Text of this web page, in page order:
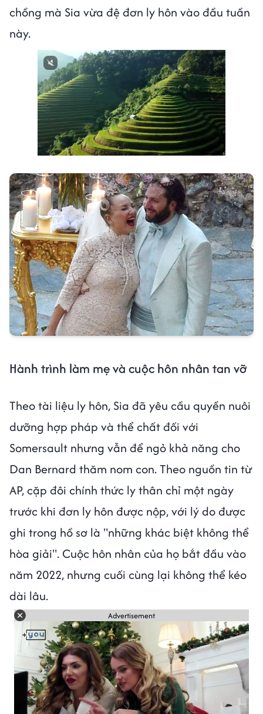
chồng mà Sia vừa đệ đơn ly hôn vào đầu tuần
này.
Hành trình làm mẹ và cuộc hôn nhân tan vỡ
Theo tài liệu ly hôn, Sia đã yêu cầu quyền nuôi
dưỡng hợp pháp và thể chất đối với
Somersault nhưng vẫn để ngỏ khả năng cho
Dan Bernard thăm nom con. Theo nguồn tin từ
AP, cặp đôi chính thức ly thân chỉ một ngày
trước khi đơn ly hôn được nộp, với lý do được
ghi trong hồ sơ là "những khác biệt không thể
hòa giải". Cuộc hôn nhân của họ bắt đầu vào
năm 2022, nhưng cuối cùng lại không thể kéo
dài lâu.
Advertisement